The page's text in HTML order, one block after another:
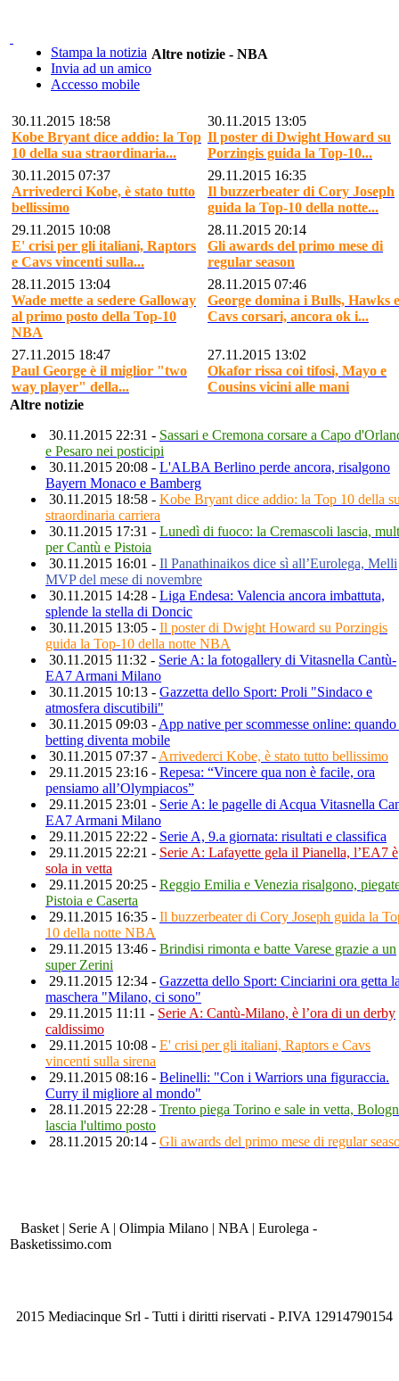
Stampa la notizia
Invia ad un amico
Accesso mobile
Altre notizie - NBA
30.11.2015 18:58
Kobe Bryant dice addio: la Top
10 della sua straordinaria...
30.11.2015 13:05
Il poster di Dwight Howard su
Porzingis guida la Top-10...
30.11.2015 07:37
Arrivederci Kobe, è stato tutto
bellissimo
29.11.2015 16:35
Il buzzerbeater di Cory Joseph
guida la Top-10 della notte...
29.11.2015 10:08
E' crisi per gli italiani, Raptors
e Cavs vincenti sulla...
28.11.2015 20:14
Gli awards del primo mese di
regular season
28.11.2015 13:04
Wade mette a sedere Galloway
al primo posto della Top-10
NBA
28.11.2015 07:46
George domina i Bulls, Hawks e
Cavs corsari, ancora ok i...
27.11.2015 18:47
Paul George è il miglior "two
way player" della...
27.11.2015 13:02
Okafor rissa coi tifosi, Mayo e
Cousins vicini alle mani
Altre notizie
30.11.2015 22:31 - Sassari e Cremona corsare a Capo
e Pesaro nei posticipi
30.11.2015 20:08 - L'ALBA Berlino perde ancora, risalgono
Bayern Monaco e Bamberg
30.11.2015 18:58 - Kobe Bryant dice addio: la Top 10 della
straordinaria carriera
30.11.2015 17:31 - Lunedì di fuoco: la Cremascoli lascia,
per Cantù e Pistoia
30.11.2015 16:01 - Il Panathinaikos dice sì all’Eurolega, Melli
MVP del mese di novembre
30.11.2015 14:28 - Liga Endesa: Valencia ancora imbattuta,
splende la stella di Doncic
30.11.2015 13:05 - Il poster di Dwight Howard su Porzingis
guida la Top-10 della notte NBA
30.11.2015 11:32 - Serie A: la fotogallery di Vitasnella Cantù-
EA7 Armani Milano
30.11.2015 10:13 - Gazzetta dello Sport: Proli "Sindaco e
atmosfera discutibili"
30.11.2015 09:03 - App native per scommesse online:
betting diventa mobile
30.11.2015 07:37 - Arrivederci Kobe, è stato tutto bellissimo
29.11.2015 23:16 - Repesa: “Vincere qua non è facile, ora
pensiamo all’Olympiacos”
29.11.2015 23:01 - Serie A: le pagelle di Acqua Vitasnella
EA7 Armani Milano
29.11.2015 22:22 - Serie A, 9.a giornata: risultati e classifica
29.11.2015 22:21 - Serie A: Lafayette gela il Pianella, l’EA7 è
sola in vetta
29.11.2015 20:25 - Reggio Emilia e Venezia risalgono,
Pistoia e Caserta
29.11.2015 16:35 - Il buzzerbeater di Cory Joseph guida la
10 della notte NBA
29.11.2015 13:46 - Brindisi rimonta e batte Varese grazie a un
super Zerini
29.11.2015 12:34 - Gazzetta dello Sport: Cinciarini ora getta
maschera "Milano, ci sono"
29.11.2015 11:11 - Serie A: Cantù-Milano, è l’ora di un derby
caldissimo
29.11.2015 10:08 - E' crisi per gli italiani, Raptors e Cavs
vincenti sulla sirena
29.11.2015 08:16 - Belinelli: "Con i Warriors una figuraccia.
Curry il migliore al mondo"
28.11.2015 22:28 - Trento piega Torino e sale in vetta,
lascia l'ultimo posto
28.11.2015 20:14 - Gli awards del primo mese di regular
Basket | Serie A | Olimpia Milano | NBA | Eurolega -
Basketissimo.com
2015 Mediacinque Srl - Tutti i diritti riservati - P.IVA 12914790154